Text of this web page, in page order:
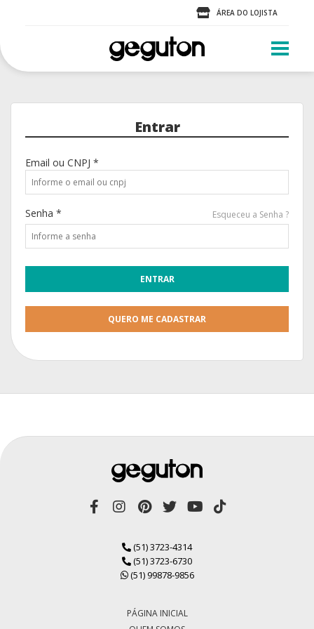
ÁREA DO LOJISTA
Entrar
Email ou CNPJ *
Senha * Esqueceu a Senha ?
QUERO ME CADASTRAR
(51) 3723-4314
(51) 3723-6730
(51) 99878-9856
PÁGINA INICIAL